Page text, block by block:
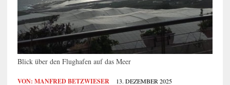
Blick über den Flughafen auf das Meer
VON: MANFRED BETZWIESER 13. DEZEMBER 2025